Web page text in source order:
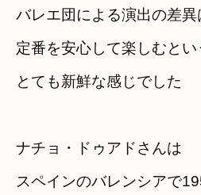
バレエ団による演出の差異
定番を安心して楽しむと
とても新鮮な感じでした
ナチョ・ドゥアドさんは
スペインのバレンシアで